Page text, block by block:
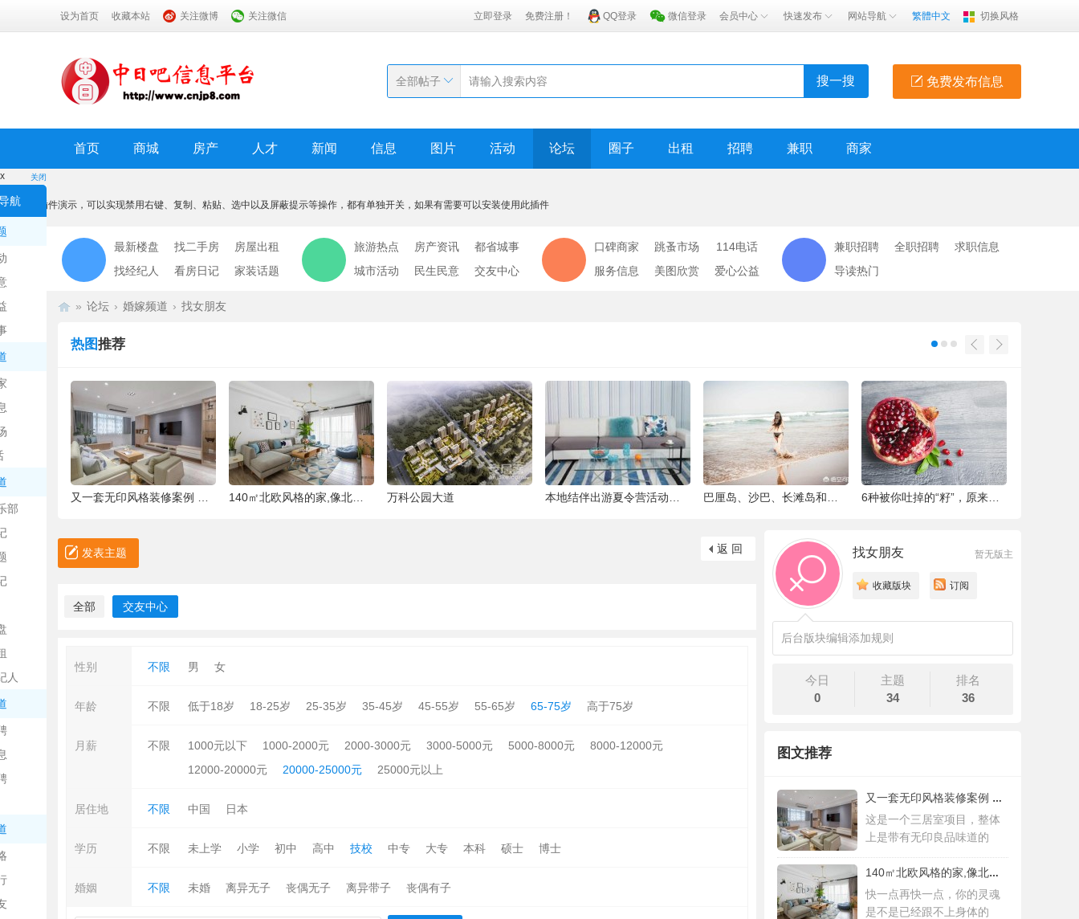
设为首页 收藏本站 关注微博 关注微信 立即登录 免费注册！ QQ登录 微信登录 会员中心 快速发布 网站导航 繁體中文 切换风格
免费发布信息
全部帖子 搜一搜
首页 商城 房产 人才 新闻 信息 图片 活动 论坛 圈子 出租 招聘 兼职 商家
关闭
航
部
人
x
本功能为插件演示，可以实现禁用右键、复制、粘贴、选中以及屏蔽提示等操作，都有单独开关，如果有需要可以安装使用此插件
我知道了
最新楼盘 找二手房
房屋出租
找经纪人
看房日记 家装话题
旅游热点 房产资讯
都省城事
城市活动
民生民意 交友中心
口碑商家 跳蚤市场
114电话
服务信息
美图欣赏 爱心公益
兼职招聘 全职招聘
求职信息
导读热门
日
» 论坛 › 婚嫁频道 › 找女朋友
热图推荐
6种被你吐掉的“籽”，原来是果蔬界的营养 情定文昌湖活动，百米长卷现场绘画、万人签 泰国普吉岛旅行，普吉岛是泰国最大的岛屿 喜结良缘520集体婚礼活动-喜来缘大酒店[合 唯美婚纱照欣赏 高清婚纱大片欣赏 给人一种 结一次婚，到底要做多少件准备工作 |备婚清
返 回
发表主题
全部 交友中心
性别 不限 男 女
年龄 不限 低于18岁 18-25岁 25-35岁 35-45岁 45-55岁 55-65岁 65-75岁 高于75岁
月薪 不限 1000元以下 1000-2000元 2000-3000元 3000-5000元 5000-8000元
8000-12000元
12000-20000元
20000-25000元 25000元以上
居住地 不限 中国 日本
学历 不限 未上学 小学 初中 高中 技校 中专 大专 本科 硕士 博士
婚姻 不限 未婚 离异无子 丧偶无子 离异带子 丧偶有子
找女朋友 暂无版主
收藏版块 订阅
后台版块编辑添加规则
今日
0
主题
34
排名
36
图文推荐
又一套无印风格装修案例 三居室设计简约而
这是一个三居室项目，整体
上是带有无印良品味道的
140㎡北欧风格的家,像北欧人一样去生活
快一点再快一点，你的灵魂
是不是已经跟不上身体的